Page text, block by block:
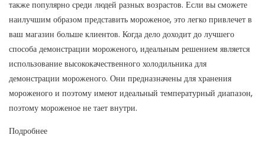
также популярно среди людей разных возрастов. Если вы сможете
наилучшим образом представить мороженое, это легко привлечет в
ваш магазин больше клиентов. Когда дело доходит до лучшего
способа демонстрации мороженого, идеальным решением является
использование высококачественного холодильника для
демонстрации мороженого. Они предназначены для хранения
мороженого и поэтому имеют идеальный температурный диапазон,
поэтому мороженое не тает внутри.
Подробнее